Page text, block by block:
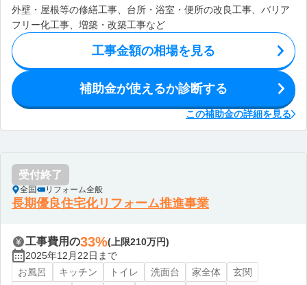
外壁・屋根等の修繕工事、台所・浴室・便所の改良工事、バリア
フリー化工事、増築・改築工事など
工事金額の相場を見る
補助金が使えるか診断する
この補助金の詳細を見る
受付終了
全国 リフォーム全般
長期優良住宅化リフォーム推進事業
工事費用の33%(上限210万円)
2025年12月22日まで
お風呂
キッチン トイレ 洗面台 家全体
玄関